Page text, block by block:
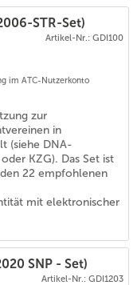
STR-Set)
Artikel-Nr.: GDI100
im ATC-Nutzerkonto
zur
in
(siehe DNA-
KZG). Das Set ist
22 empfohlenen
mit elektronischer
SNP - Set)
Artikel-Nr.: GDI1203